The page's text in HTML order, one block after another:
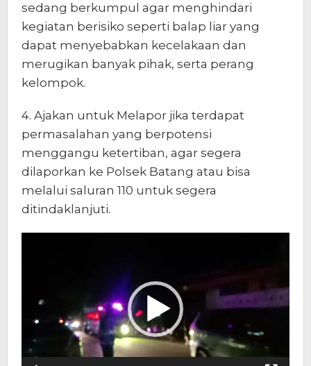
sedang berkumpul agar menghindari
kegiatan berisiko seperti balap liar yang
dapat menyebabkan kecelakaan dan
merugikan banyak pihak, serta perang
kelompok.
4. Ajakan untuk Melapor jika terdapat
permasalahan yang berpotensi
menggangu ketertiban, agar segera
dilaporkan ke Polsek Batang atau bisa
melalui saluran 110 untuk segera
ditindaklanjuti.